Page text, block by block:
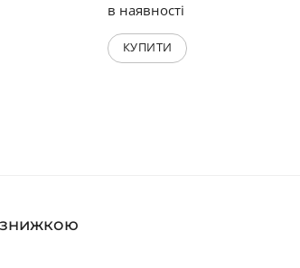
в наявності
КУПИТИ
знижкою